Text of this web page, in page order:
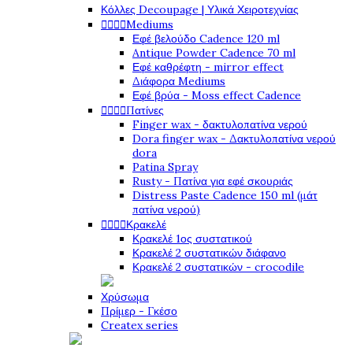
Κόλλες Decoupage | Υλικά Χειροτεχνίας
Mediums
Εφέ βελούδο Cadence 120 ml
Antique Powder Cadence 70 ml
Εφέ καθρέφτη - mirror effect
Διάφορα Mediums
Εφέ βρύα - Moss effect Cadence
Πατίνες
Finger wax - δακτυλοπατίνα νερού
Dora finger wax - Δακτυλοπατίνα νερού
dora
Patina Spray
Rusty - Πατίνα για εφέ σκουριάς
Distress Paste Cadence 150 ml (μάτ
πατίνα νερού)
Κρακελέ
Κρακελέ 1ος συστατικού
Κρακελέ 2 συστατικών διάφανο
Κρακελέ 2 συστατικών - crocodile
Χρύσωμα
Πρίμερ - Γκέσο
Createx series